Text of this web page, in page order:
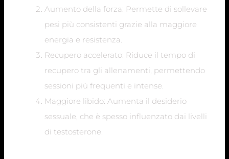
Aumento della forza: Permette di sollevare
pesi più consistenti grazie alla maggiore
energia e resistenza.
Recupero accelerato: Riduce il tempo di
recupero tra gli allenamenti, permettendo
sessioni più frequenti e intense.
Maggiore libido: Aumenta il desiderio
sessuale, che è spesso influenzato dai livelli
di testosterone.